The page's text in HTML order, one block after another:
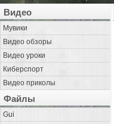
Видео
Мувики
Видео обзоры
Видео уроки
Киберспорт
Видео приколы
Файлы
Gui